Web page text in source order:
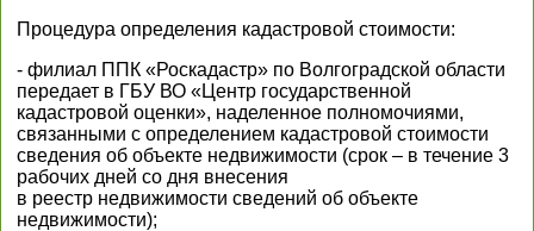
Процедура определения кадастровой стоимости:
- филиал ППК «Роскадастр» по Волгоградской области
передает в ГБУ ВО «Центр государственной
кадастровой оценки», наделенное полномочиями,
связанными с определением кадастровой стоимости
сведения об объекте недвижимости (срок – в течение 3
рабочих дней со дня внесения
в реестр недвижимости сведений об объекте
недвижимости);